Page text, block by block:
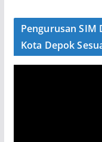
Pengurusan SIM
Kota Depok